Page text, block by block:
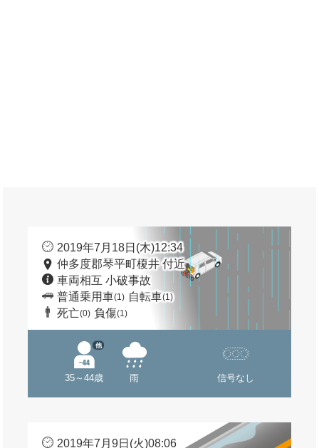
2019年7月18日(木)12:34
仲多度郡琴平町榎井 付近
車両相互 小破事故
普通乗用車(1) 自転車(1)
死亡(0) 負傷(1)
35～44歳
他
雨 信号なし
2019年7月9日(火)08:06